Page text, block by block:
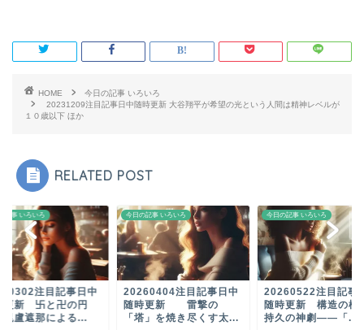
HOME
今日の記事 いろいろ
20231209注目記事日中随時更新 大谷翔平が希望の光という人間は精神レベルが
１０歳以下 ほか
RELATED POST
記事 いろいろ
注目記事日中
更新 卐と卍の円
毘盧遮那による...
今日の記事 いろいろ
20260404注目記事日中
随時更新 雷撃の
「塔」を焼き尽くす太...
今日の記事 いろいろ
20260522注目記事
随時更新 構造の極
持久の神劇――「...